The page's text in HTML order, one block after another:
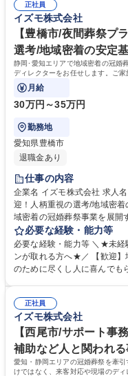
ープ内に多様な事業があり、
ることも可能です。 募集職種 【富士市/葬祭プランナー】未経験歓迎！面
接重視のポテンシャル採用/
い、真摯に向き合える誠実さ
これまでの人生における様々
行に移せる行動力を評価し
り、未経験からでも安心して成長
学歴：大学院 大学 高専 短大
許普通自動車
正社員
イズモ株式会社
【豊橋市/夜間葬祭プ
選考/地域密着の安定
静岡･愛知エリアで地域密着の冠婚
ディレクターをお任せします。ご
する、意義深いお仕事です。
月給
30万円～35万円
勤務地
愛知県豊橋市
退職金あり
仕事の内容
企業名 イズモ株式会社 求人名 【豊橋市/夜間葬祭プランナー】未経験歓
迎！人柄重視の選考/地域密着の安定基盤 仕事の内容
域密着の冠婚葬祭事業を展開
クターをお任せします。ご家
ポートをする、意義深いお仕事です。 【仕事詳細】夜間
応からお迎え、通夜の準備や
人様がどんな方だったかをお
業があり、人間関係を変えず
す。 募集職種 【豊橋市/夜間葬祭プランナー】未経験歓迎！人柄重視の選
考/地域密着の安定基盤
必要な経験・能力等
必要な経験・能力等 ＼★未経
ンが取れる方へ★／ 【歓迎】
のために尽くし人に喜んでも
寄り添い、真摯に向き合える
ント】これまでの人生におけ
ら実行に移せる行動力を評
ており、未経験から安心して成長できる
学院 大学 高専 短大 専修学校
動車
正社員
イズモ株式会社
【西尾市/サポート事
補助など人と関われ
愛知・静岡エリアの冠婚葬祭を牽
けではなく、来客対応や現場のデ